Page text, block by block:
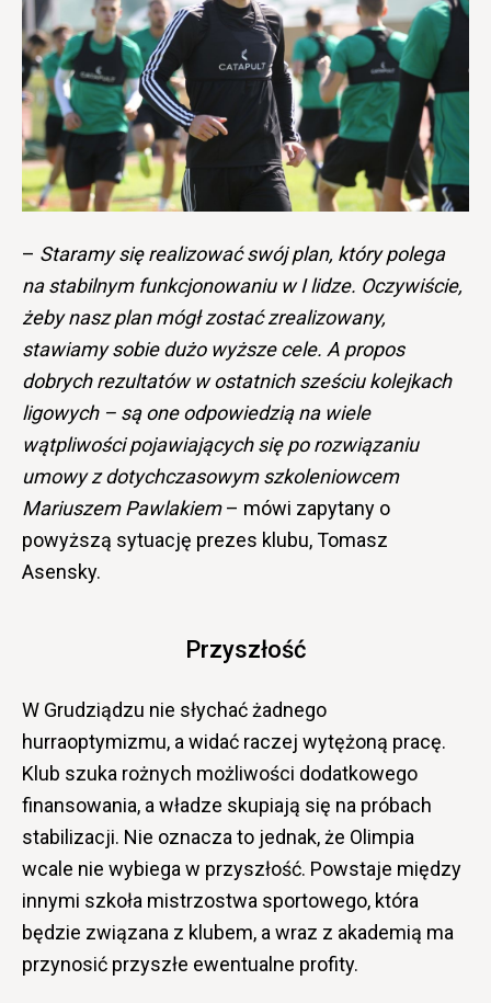
– Staramy się realizować swój plan, który polega
na stabilnym funkcjonowaniu w I lidze. Oczywiście,
żeby nasz plan mógł zostać zrealizowany,
stawiamy sobie dużo wyższe cele. A propos
dobrych rezultatów w ostatnich sześciu kolejkach
ligowych – są one odpowiedzią na wiele
wątpliwości pojawiających się po rozwiązaniu
umowy z dotychczasowym szkoleniowcem
Mariuszem Pawlakiem– mówi zapytany o
powyższą sytuację prezes klubu, Tomasz
Asensky.
Przyszłość
W Grudziądzu nie słychać żadnego
hurraoptymizmu, a widać raczej wytężoną pracę.
Klub szuka rożnych możliwości dodatkowego
finansowania, a władze skupiają się na próbach
stabilizacji. Nie oznacza to jednak, że Olimpia
wcale nie wybiega w przyszłość. Powstaje między
innymi szkoła mistrzostwa sportowego, która
będzie związana z klubem, a wraz z akademią ma
przynosić przyszłe ewentualne profity.